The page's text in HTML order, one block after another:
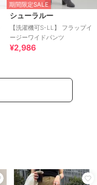
期間限定SALE
シューラルー
【洗濯機可S-LL】 フラップイ
ージーワイドパンツ
¥2,986